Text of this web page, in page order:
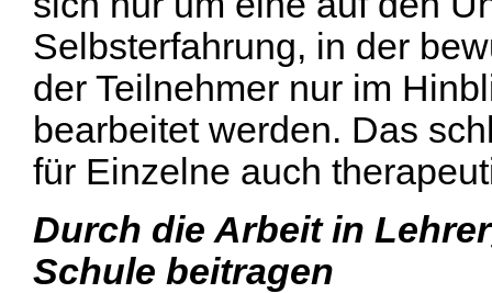
Selbsterfahrung, in der
der Teilnehmer nur im
bearbeitet werden. Das
für Einzelne auch
Durch die Arbeit in
Schule beitragen